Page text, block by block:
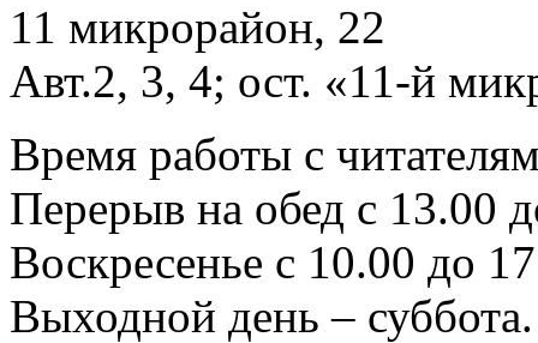
11 микрорайон, 22
Авт.2, 3, 4; ост. «11-й
Время работы с
Перерыв на обед с 13.00
Воскресенье с 10.00 до
Выходной день – суббота.